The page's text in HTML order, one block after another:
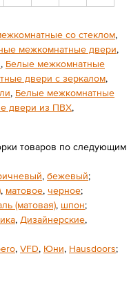
со стеклом,
межкомнатные двери,
, Белые межкомнатные
двери с зеркалом,
, Белые межкомнатные
двери из ПВХ,
товаров по следующим
, бежевый;
, матовое, черное;
(матовая), шпон;
, Дизайнерские,
, VFD, Юни, Hausdoors;